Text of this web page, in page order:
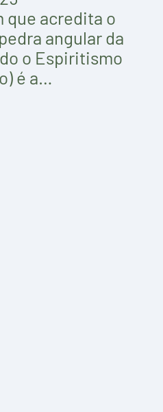
que acredita o
angular da
o Espiritismo
é a…